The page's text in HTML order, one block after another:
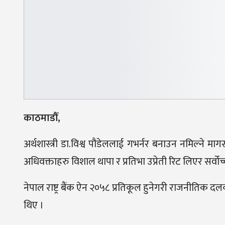
काठमाडौँ,
अर्थशास्त्री डा.विश्व पौडेललाई गभर्नर बनाउन नमिल्ने
अधिवक्ताहरु विशाल थापा र प्रतिभा उप्रेती रिट लिएर
नेपाल राष्ट्र बैंक ऐन २०५८ प्रतिकूल हुनेगरी राजनीतिक
थिए ।